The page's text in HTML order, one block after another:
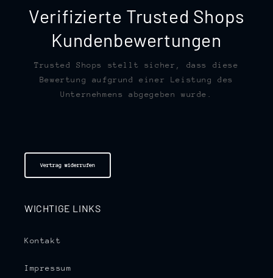
Verifizierte Trusted Shops
Kundenbewertungen
Trusted Shops stellt sicher, dass diese
Bewertung aufgrund einer Leistung des
Unternehmens abgegeben wurde.
Vertrag widerrufen
WICHTIGE LINKS
Kontakt
Impressum